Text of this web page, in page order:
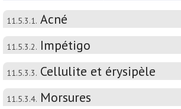
11.5.3.1. Acné
11.5.3.2. Impétigo
11.5.3.3. Cellulite et érysipèle
11.5.3.4. Morsures